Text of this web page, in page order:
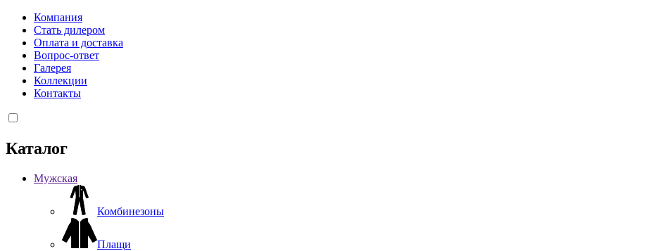
Компания
Стать дилером
Оплата и доставка
Вопрос-ответ
Галерея
Коллекции
Контакты
Каталог
Мужская
Комбинезоны
Плащи